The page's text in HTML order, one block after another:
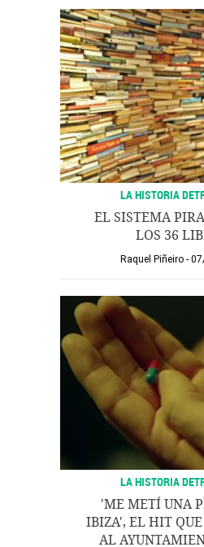
LA HISTORIA
EL SISTEMA
LOS 36
Raquel Piñeiro
LA HISTORIA
'ME METÍ UNA
IBIZA', EL HIT
AL